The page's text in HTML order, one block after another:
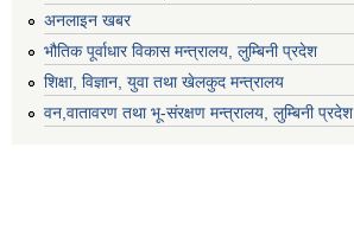
अनलाइन खबर
भौतिक पूर्वाधार विकास मन्त्रालय, लुम्बिनी प्रदेश
शिक्षा, विज्ञान, युवा तथा खेलकुद मन्‍‍त्रालय
वन,वातावरण तथा भू-संरक्षण मन्त्रालय, लुम्बिनी प्रदेश